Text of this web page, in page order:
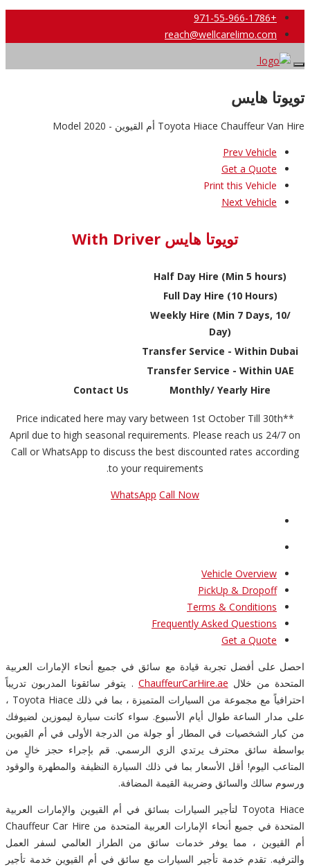
+971-55-966-1786
reach@wellcarelimo.com
تويوتا هايس
Toyota Hiace Chauffeur Van Hire أم القيوين - 2020 Model
Prev Vehicle
Get a Quote
Print this Vehicle
Next Vehicle
تويوتا هايس With Driver
Half Day Hire (Min 5 hours)
Full Day Hire (10 Hours)
Weekly Hire (Min 7 Days, 10/
Day)
Transfer Service - Within Dubai
Transfer Service - Within UAE
Monthly/ Yearly Hire
Contact Us
**Price indicated here may vary between 1st October Till 30th
April due to high seasonal requirements. Please reach us 24/7 on
Call or WhatsApp to discuss the best discounted rates according
to your requirements.
WhatsApp Call Now
Vehicle Overview
PickUp & Dropoff
Terms & Conditions
Frequently Asked Questions
Get a Quote
احصل على أفضل تجربة قيادة مع سائق في جميع أنحاء الإمارات العربية
المتحدة من خلال ChauffeurCarHire.ae . يتوفر سائقونا المدربون تدريباً
احترافياً مع مجموعة من السيارات المتميزة ، بما في ذلك Toyota Hiace ،
على مدار الساعة طوال أيام الأسبوع. سواء كانت سيارة ليموزين لضيوفك
من كبار الشخصيات في المطار أو جولة من الدرجة الأولى في أم القيوين
بواسطة سائق محترف يرتدي الزي الرسمي. قم بإجراء حجز خالٍ من
المتاعب اليوم! أقل الأسعار بما في ذلك السيارة النظيفة والمطهرة والوقود
ورسوم سالك والسائق وضريبة القيمة المضافة.
Toyota Hiace لتأجير السيارات بسائق في أم القيوين والإمارات العربية
المتحدة في جميع أنحاء الإمارات العربية المتحدة من Chauffeur Car Hire
أم القيوين ، مما يوفر خدمات سائق من الطراز العالمي لسفر العمل
والترفيه. تقدم خدمة تأجير السيارات مع سائق في أم القيوين خدمة تأجير